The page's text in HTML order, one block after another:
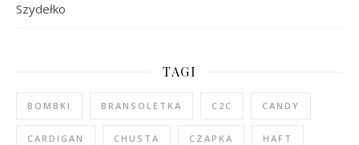
Szydełko
TAGI
BOMBKI BRANSOLETKA C2C CANDY
CARDIGAN CHUSTA CZAPKA HAFT